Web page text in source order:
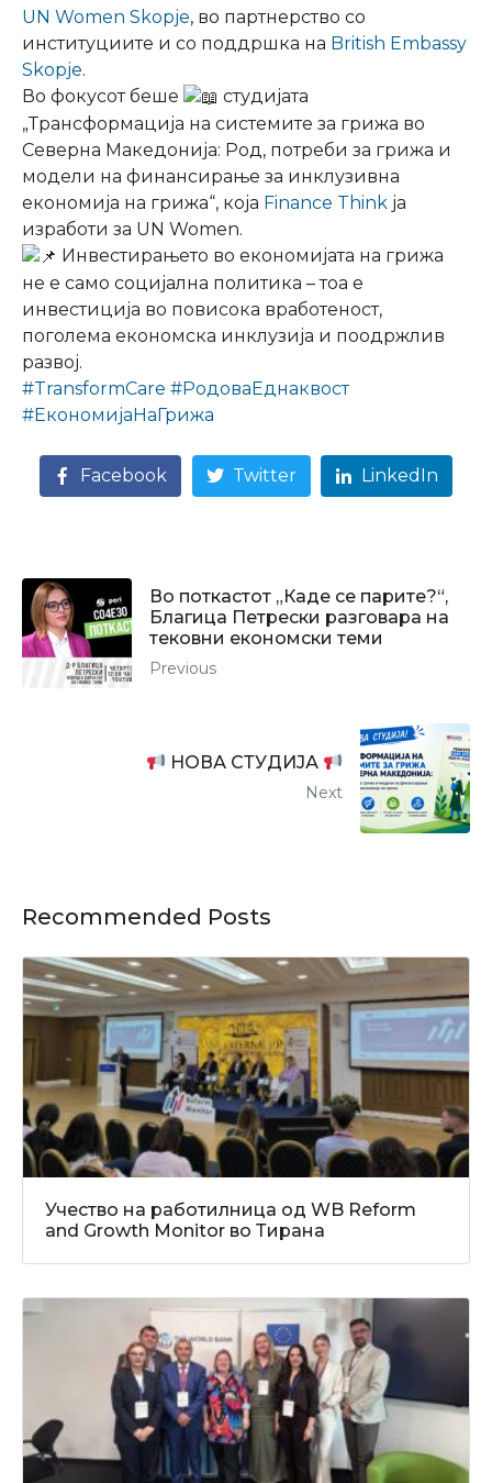
UN Women Skopje, во партнерство со
институциите и со поддршка на British Embassy
Skopje.
Во фокусот беше
студијата
„Трансформација на системите за грижа во
Северна Македонија: Род, потреби за грижа и
модели на финансирање за инклузивна
економија на грижа“, која Finance Think ја
изработи за UN Women.
Инвестирањето во економијата на грижа
не е само социјална политика – тоа е
инвестиција во повисока вработеност,
поголема економска инклузија и поодржлив
развој.
#TransformCare #РодоваЕднаквост
#ЕкономијаНаГрижа
Facebook Twitter LinkedIn
Во поткастот „Каде се парите?“,
Благица Петрески разговара на
тековни економски теми
Previous
НОВА СТУДИЈА
Next
Recommended Posts
Учество на работилница од WB Reform
and Growth Monitor во Тирана